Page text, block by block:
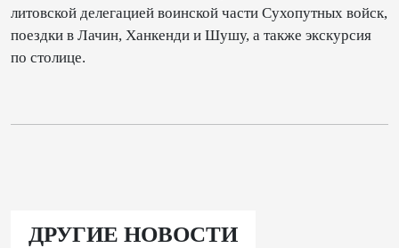
литовской делегацией воинской части Сухопутных войск,
поездки в Лачин, Ханкенди и Шушу, а также экскурсия
по столице.
ДРУГИЕ НОВОСТИ